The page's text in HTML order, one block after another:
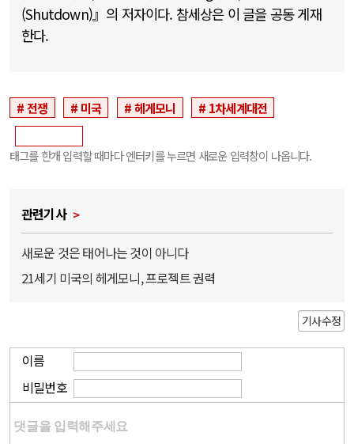
(Shutdown)』의 저자이다. 참세상은 이 글을 공동 게재
한다.
전쟁 미국 헤게모니 1차세계대전
태그를 한개 입력할 때마다 엔터키를 누르면 새로운 입력창이 나옵니다.
관련기사
새로운 것은 태어나는 것이 아니다
21세기 미국의 헤게모니, 프로젝트 권력
기사수정
이름
비밀번호